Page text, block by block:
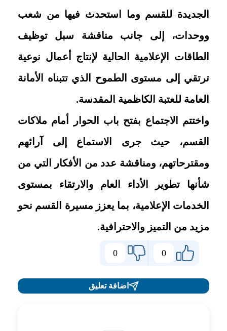
الجديدة للقسم وما استحدث فيها من شعب
ووحدات، إلى جانب مناقشة سبل توظيف
الطاقات الإعلامية الحالية لإنتاج أعمال نوعية
ترتقي إلى مستوى الطموح الذي تتبناه الأمانة
العامة للعتبة الكاظمية المقدسة.
واختتم الاجتماع بفتح باب الحوار أمام ملاكات
القسم، حيث جرى الاستماع إلى آرائهم
ومقترحاتهم، ومناقشة عدد من الأفكار التي من
شأنها تطوير الأداء العام والارتقاء بمستوى
الخدمات الإعلامية، بما يعزز مسيرة القسم نحو
مزيد من التميز والاحترافية.
0
0
اضافة تعليق